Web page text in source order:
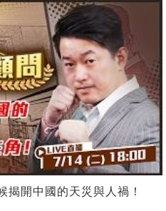
揭開中國的天災與人禍！